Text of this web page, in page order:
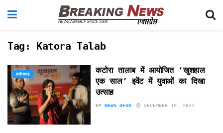
Tag: Katora Talab
छत्तीसगढ़
कटोरा तालाब में आयोजित ‘खुशहाल
एक साल’ इवेंट में युवाओं का दिखा
उत्साह
BY NEWS-DESK DECEMBER 19, 2024